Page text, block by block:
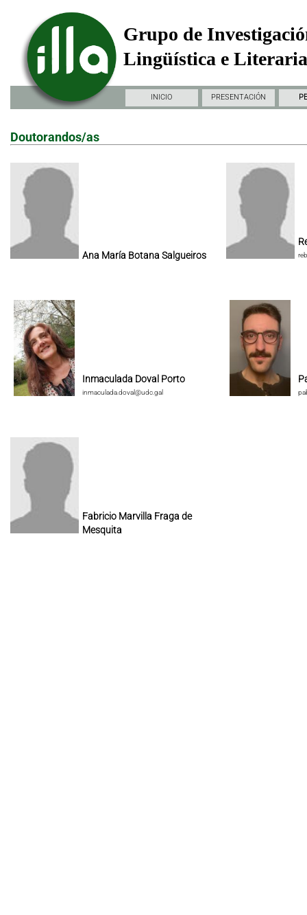
Grupo de
Lingüística e
INICIO PRESENTACIÓN
Doutorandos/as
Ana María Botana Salgueiros
Inmaculada Doval Porto
inmaculada.doval@udc.gal
Fabricio Marvilla Fraga de
Mesquita